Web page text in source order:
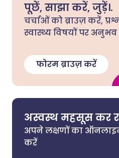
पूछें, साझा करें, जुड़ें।.
चर्चाओं को ब्राउज़ करें,
स्वास्थ्य विषयों पर अनुभव
फोरम ब्राउज़ करें
अस्वस्थ महसूस कर
अपने लक्षणों का
करें